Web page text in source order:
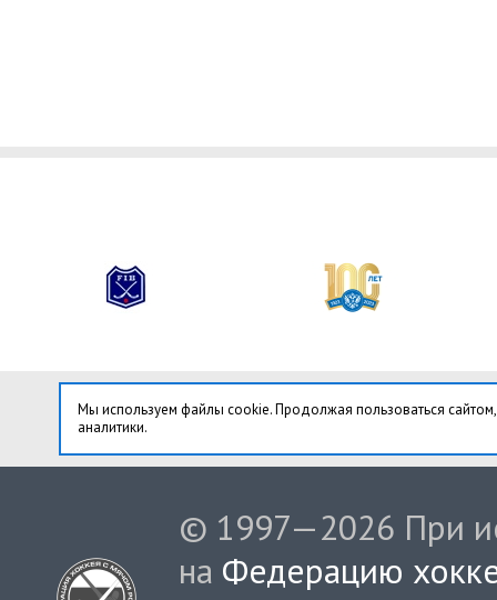
Мы используем файлы cookie. Продолжая пользоваться
аналитики.
© 1997—2026 При
на Федерацию